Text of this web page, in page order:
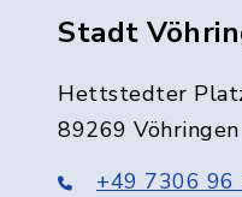
Stadt
Hettstedter
89269 Vöhringen
+49 7306 96